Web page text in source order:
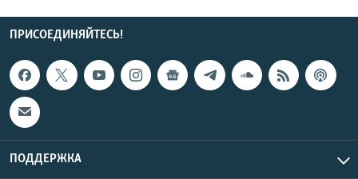
ПРИСОЕДИНЯЙТЕСЬ!
ПОДДЕРЖКА